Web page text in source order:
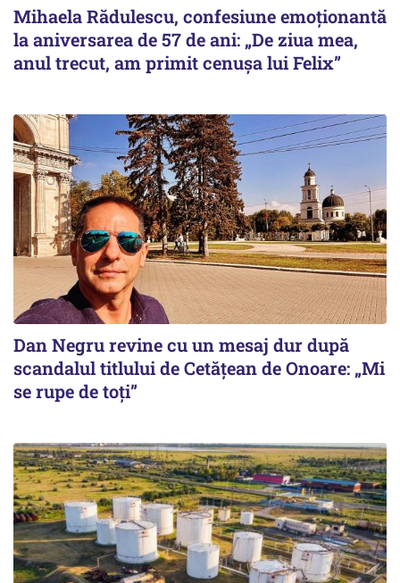
Mihaela Rădulescu, confesiune emoționantă
la aniversarea de 57 de ani: „De ziua mea,
anul trecut, am primit cenușa lui Felix”
Dan Negru revine cu un mesaj dur după
scandalul titlului de Cetățean de Onoare: „Mi
se rupe de toți”